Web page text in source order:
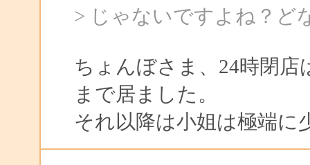
> じゃないですよね？ど
ちょんぼさま、24時閉
まで居ました。
それ以降は小姐は極端に